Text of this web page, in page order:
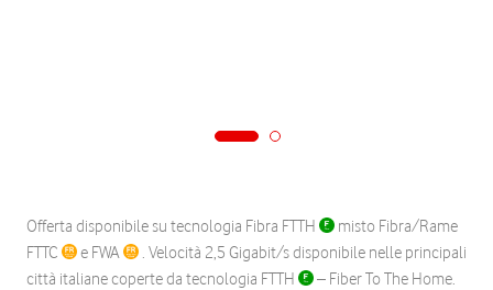
Offerta disponibile su tecnologia Fibra FTTH
misto Fibra/Rame
FTTC
e FWA
. Velocità 2,5 Gigabit/s disponibile nelle principali
città italiane coperte da tecnologia FTTH
– Fiber To The Home.